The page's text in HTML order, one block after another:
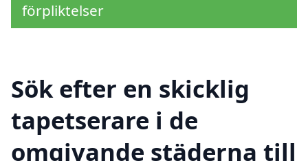
förpliktelser
Sök efter en skicklig
tapetserare i de
omgivande städerna till